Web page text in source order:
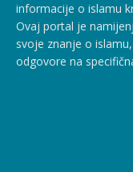
informacije o islamu
Ovaj portal je
svoje znanje o
odgovore na